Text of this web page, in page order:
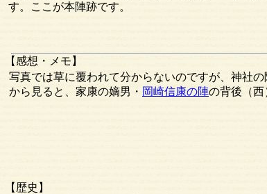
【感想・メモ】
【歴史】
す。ここが本陣跡です。
写真では草に覆われて分からないのですが、神社
から見ると、家康の嫡男・ 岡崎信康の陣の背後（西